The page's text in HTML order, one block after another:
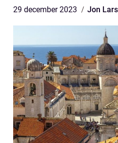
29 december 2023 Jon